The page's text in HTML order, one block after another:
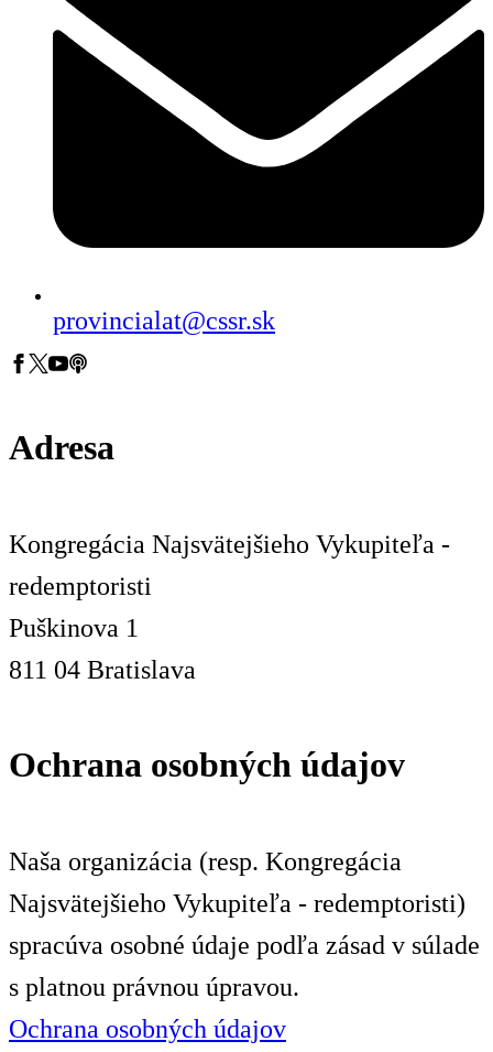
provincialat@cssr.sk
Adresa
Kongregácia Najsvätejšieho Vykupiteľa -
redemptoristi
Puškinova 1
811 04 Bratislava
Ochrana osobných údajov
Naša organizácia (resp. Kongregácia
Najsvätejšieho Vykupiteľa - redemptoristi)
spracúva osobné údaje podľa zásad v súlade
s platnou právnou úpravou.
Ochrana osobných údajov